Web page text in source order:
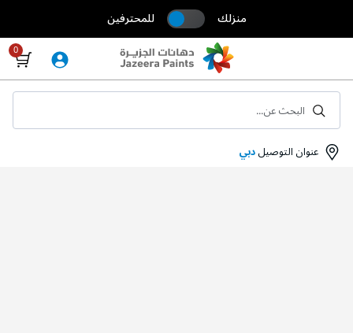
to
عنوان التوصيلدبي
منزلك للمحترفين
البحث عن...